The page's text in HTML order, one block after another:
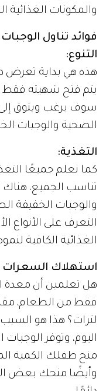
والمكونات الغذائية
فوائد تناول
التنوع:
هذه هي بداية تعرض
يتم فتح شهيته فقط
سوف يرغب ويتوق
الصحية والوجبات
التغذية:
كما نعلم جميعًا
تناسب الجميع، هناك
والوجبات الخفيفة
التعرف على الأنواع
الغذائية الكافية
استهلاك السعرات
لترات؟ هذا هو
اليوم، وتوفر
منح طفلك الكمية
وأيضًا منحك بعض